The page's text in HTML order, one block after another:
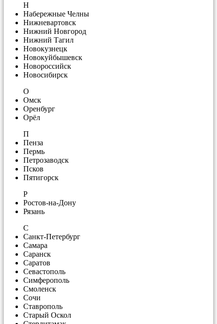
Н
Набережные Челны
Нижневартовск
Нижний Новгород
Нижний Тагил
Новокузнецк
Новокуйбышевск
Новороссийск
Новосибирск
О
Омск
Оренбург
Орёл
П
Пенза
Пермь
Петрозаводск
Псков
Пятигорск
Р
Ростов-на-Дону
Рязань
С
Санкт-Петербург
Самара
Саранск
Саратов
Севастополь
Симферополь
Смоленск
Сочи
Ставрополь
Старый Оскол